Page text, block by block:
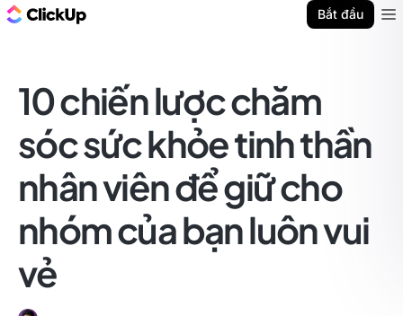
Bắt đầu
10 chiến lược chăm
sóc sức khỏe tinh thần
nhân viên để giữ cho
nhóm của bạn luôn vui
vẻ